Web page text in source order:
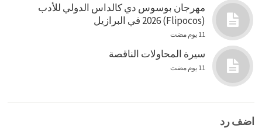
مهرجان بوسوس دي كالداس الدولي للأدب
(Flipocos) 2026 في البرازيل
11 يوم مضت
سيرة المحاولات الناقصة
11 يوم مضت
اضف رد